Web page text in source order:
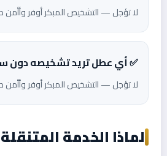
لا تؤجل — التشخيص المبكر أوفر وأأمن
✅ أي عطل تريد تشخيصه دون
لا تؤجل — التشخيص المبكر أوفر وأأمن
لماذا الخدمة